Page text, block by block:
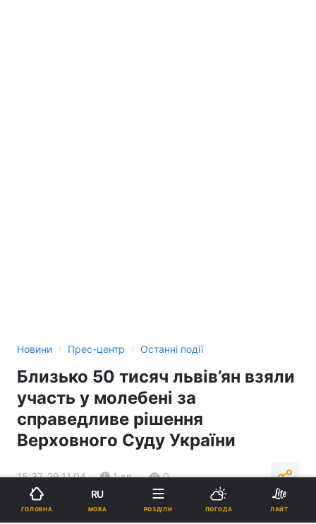
Новини › Прес-центр › Останні події
Близько 50 тисяч львів’ян взяли
участь у молебені за
справедливе рішення
Верховного Суду України
15:37, 29.11.04 1 хв. 0
Підпишіться на нас в Google
ГОЛОВНА
RU
МОВА РОЗДІЛИ ПОГОДА ЛАЙТ